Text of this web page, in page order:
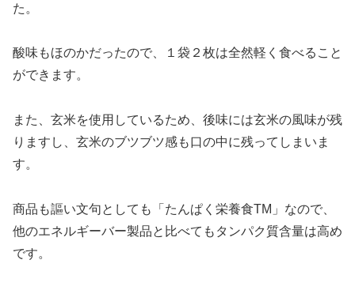
た。
酸味もほのかだったので、１袋２枚は全然軽く食べること
ができます。
また、玄米を使用しているため、後味には玄米の風味が残
りますし、玄米のブツブツ感も口の中に残ってしまいま
す。
商品も謳い文句としても「たんぱく栄養食TM」なので、
他のエネルギーバー製品と比べてもタンパク質含量は高め
です。